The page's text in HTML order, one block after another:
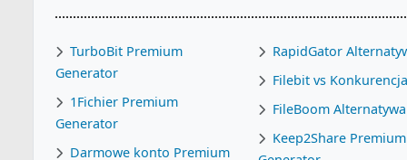
TurboBit Premium
Generator
1Fichier Premium
Generator
Darmowe konto Premium
RapidGator
Filebit vs
FileBoom Alternatywa
Keep2Share Premium